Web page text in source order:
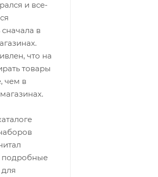
и все-
в
что на
товары
чем в
подробные